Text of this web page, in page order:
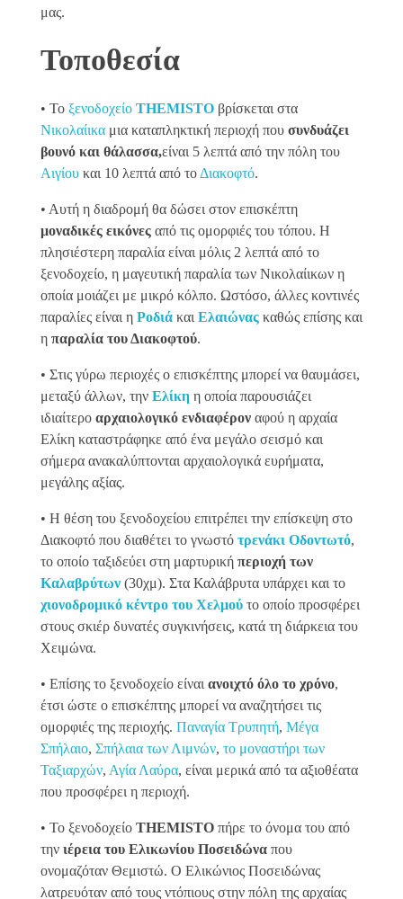
μας.
Τοποθεσία
• Το ξενοδοχείο THEMISTO βρίσκεται στα
Νικολαίικα μια καταπληκτική περιοχή που συνδυάζει
βουνό και θάλασσα,είναι 5 λεπτά από την πόλη του
Αιγίου και 10 λεπτά από το Διακοφτό.
• Αυτή η διαδρομή θα δώσει στον επισκέπτη
μοναδικές εικόνες από τις ομορφιές του τόπου. Η
πλησιέστερη παραλία είναι μόλις 2 λεπτά από το
ξενοδοχείο, η μαγευτική παραλία των Νικολαίικων η
οποία μοιάζει με μικρό κόλπο. Ωστόσο, άλλες κοντινές
παραλίες είναι η Ροδιά και Ελαιώνας καθώς επίσης και
η παραλία του Διακοφτού.
• Στις γύρω περιοχές ο επισκέπτης μπορεί να θαυμάσει,
μεταξύ άλλων, την Ελίκη η οποία παρουσιάζει
ιδιαίτερο αρχαιολογικό ενδιαφέρον αφού η αρχαία
Ελίκη καταστράφηκε από ένα μεγάλο σεισμό και
σήμερα ανακαλύπτονται αρχαιολογικά ευρήματα,
μεγάλης αξίας.
• Η θέση του ξενοδοχείου επιτρέπει την επίσκεψη στο
Διακοφτό που διαθέτει το γνωστό τρενάκι Οδοντωτό,
το οποίο ταξιδεύει στη μαρτυρική περιοχή των
Καλαβρύτων (30χμ). Στα Καλάβρυτα υπάρχει και το
χιονοδρομικό κέντρο του Χελμού το οποίο προσφέρει
στους σκιέρ δυνατές συγκινήσεις, κατά τη διάρκεια του
Χειμώνα.
• Επίσης το ξενοδοχείο είναι ανοιχτό όλο το χρόνο,
έτσι ώστε ο επισκέπτης μπορεί να αναζητήσει τις
ομορφιές της περιοχής. Παναγία Τρυπητή, Μέγα
Σπήλαιο, Σπήλαια των Λιμνών, το μοναστήρι των
Ταξιαρχών, Αγία Λαύρα, είναι μερικά από τα αξιοθέατα
που προσφέρει η περιοχή.
• Το ξενοδοχείο THEMISTO πήρε το όνομα του από
την ιέρεια του Ελικωνίου Ποσειδώνα που
ονομαζόταν Θεμιστώ. Ο Ελικώνιος Ποσειδώνας
λατρευόταν από τους ντόπιους στην πόλη της αρχαίας